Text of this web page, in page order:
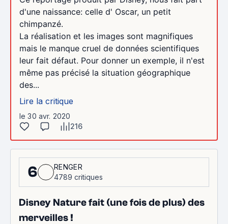
d'une naissance: celle d' Oscar, un petit
chimpanzé.
La réalisation et les images sont magnifiques
mais le manque cruel de données scientifiques
leur fait défaut. Pour donner un exemple, il n'est
même pas précisé la situation géographique
des...
Lire la critique
le 30 avr. 2020
216
6
RENGER
4789 critiques
Disney Nature fait (une fois de plus) des
merveilles !